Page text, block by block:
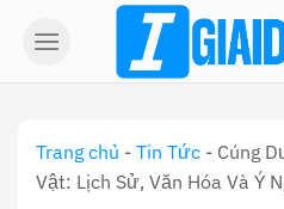
Trang chủ - Tin Tức - Cúng
Vật: Lịch Sử, Văn Hóa Và Ý